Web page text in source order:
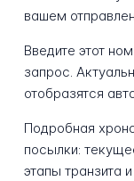
вашем
Введите этот
запрос.
отобразятся
Подробная
посылки:
этапы транзита